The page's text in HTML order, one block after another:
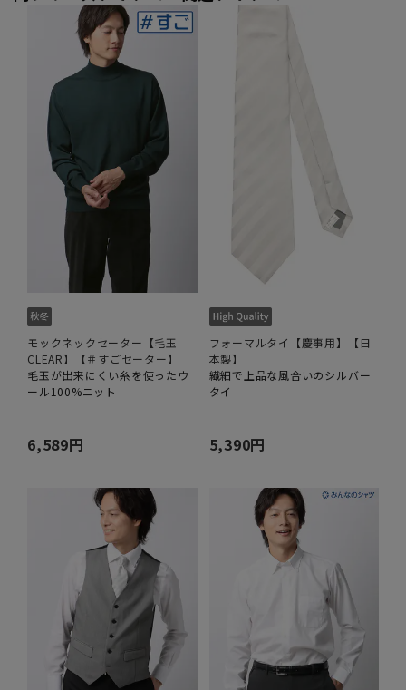
モックネックセーター【毛玉
CLEAR】【＃すごセーター】
毛玉が出来にくい糸を使ったウ
ール100%ニット
6,589円
フォーマルタイ【慶事用】【日
本製】
繊細で上品な風合いのシルバー
タイ
5,390円